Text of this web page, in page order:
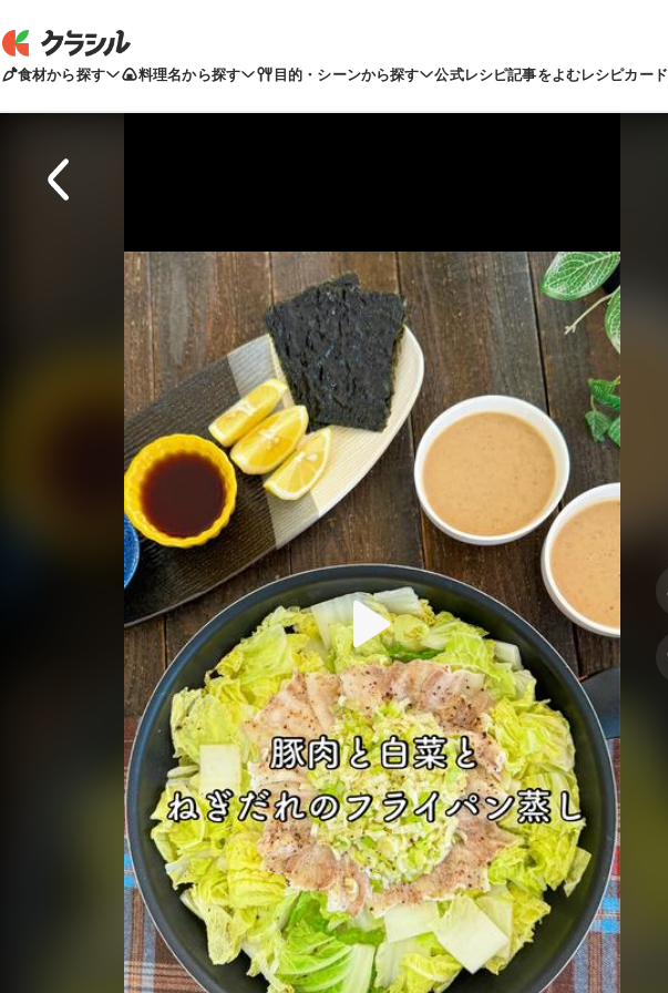
食材から探す 料理名から探す 目的・シーンから探す 公式レシピ記事をよむレシピカード